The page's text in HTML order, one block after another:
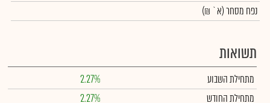
נפח מסחר(א` ₪)
תשואות
מתחילת השבוע
2.27%
מתחילת החודש
2.27%